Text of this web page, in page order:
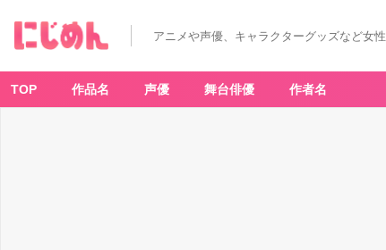
アニメや声優、キャラクターグッズなど女
TOP 作品名 声優 舞台俳優 作者名